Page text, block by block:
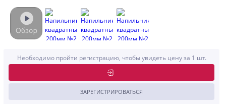
Необходимо пройти регистрацию, чтобы увидеть цену за 1 шт.
ЗАРЕГИСТРИРОВАТЬСЯ